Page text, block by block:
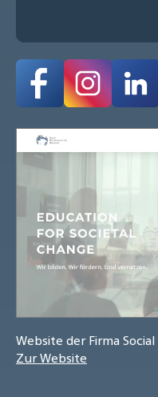
Website der Firma
Zur Website